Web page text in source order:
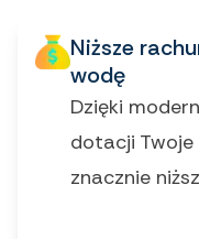
Niższe
wodę
Dzięki
dotacji
znacznie